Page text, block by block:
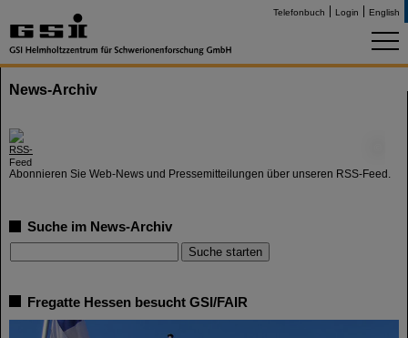
Telefonbuch Login English
News-Archiv
Abonnieren Sie Web-News und Pressemitteilungen über unseren RSS-Feed.
Suche im News-Archiv
Fregatte Hessen besucht GSI/FAIR